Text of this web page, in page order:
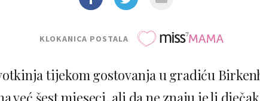
KLOKANICA POSTALA
tijekom gostovanja u gradiću
već šest mjeseci, ali da ne znaju je li